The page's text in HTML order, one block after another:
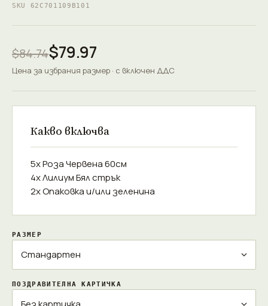
SKU 62C701109B101
$84.74$79.97
Цена за избрания размер · с включен ДДС
Какво включва
5x Роза Червена 60см
4x Лилиум Бял стрък
2x Опаковка и/или зеленина
РАЗМЕР
ПОЗДРАВИТЕЛНА КАРТИЧКА